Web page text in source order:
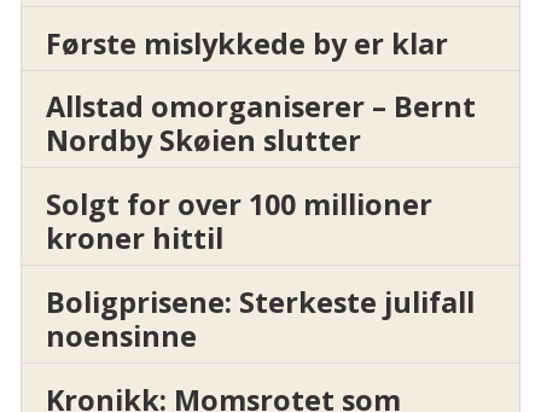
Første mislykkede by er klar
Allstad omorganiserer – Bernt
Nordby Skøien slutter
Solgt for over 100 millioner
kroner hittil
Boligprisene: Sterkeste julifall
noensinne
Kronikk: Momsrotet som